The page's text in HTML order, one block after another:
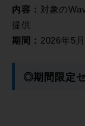
内容： 対象の
提供
期間： 2026年5
◎期間限定